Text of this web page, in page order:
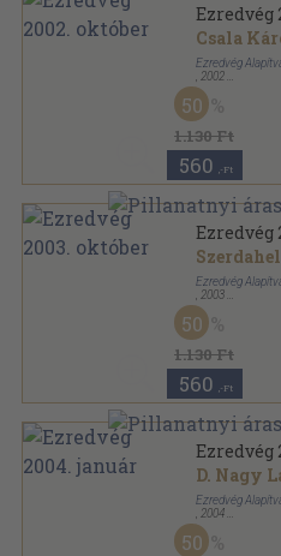
Ezredvég
Csala
Ezredvég
2002
Ragasztott
Ezredvég sorozat
1.130 Ft
50
560 ,-Ft
Ezredvég
Ezredvég
2003
Ragasztott
Ezredvég sorozat
1.130 Ft
50
560 ,-Ft
Ezredvég
D. Nagy
Ezredvég
2004
Ragasztott
Ezredvég sorozat
50